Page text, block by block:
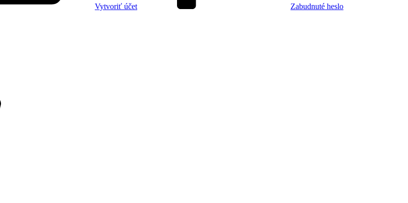
Vytvoriť účet Zabudnuté heslo